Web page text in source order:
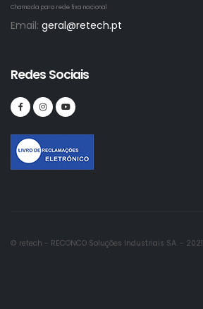
Chamada para rede fixa nacional
Email: geral@retech.pt
Redes Sociais
© retech - RECONCO Soluções Industriais SA. - 2021